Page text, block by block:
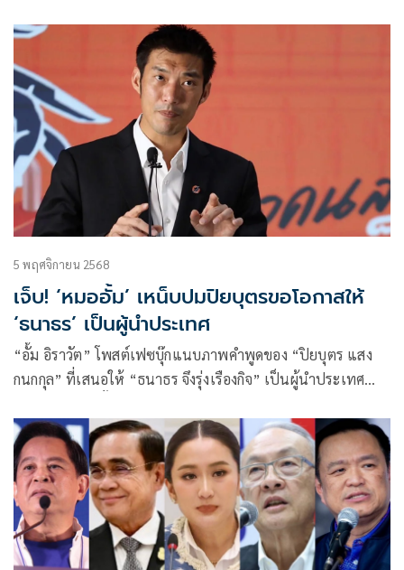
5 พฤศจิกายน 2568
เจ็บ! ‘หมออั้ม’ เหน็บปมปิยบุตรขอโอกาสให้
‘ธนาธร’ เป็นผู้นำประเทศ
“อั้ม อิราวัต” โพสต์เฟซบุ๊กแนบภาพคำพูดของ “ปิยบุตร แสง
กนกกุล” ที่เสนอให้ “ธนาธร จึงรุ่งเรืองกิจ” เป็นผู้นำประเทศ
สนามเด็กเล่น”